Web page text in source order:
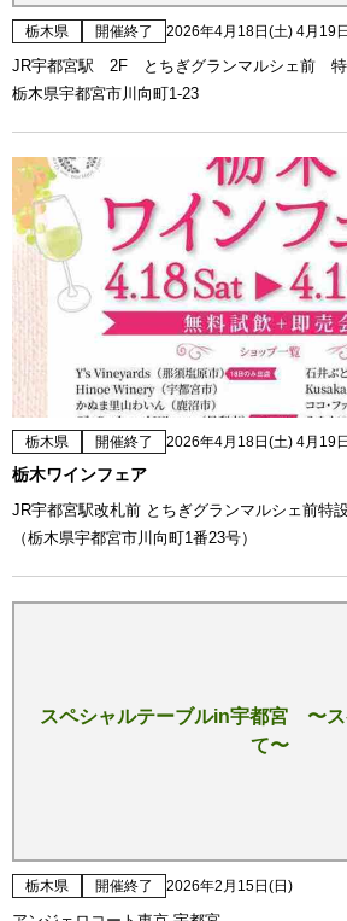
栃木県 開催終了 2026年4月18日(土) 4月19
JR宇都宮駅 2F とちぎグランマルシェ前 特
栃木県宇都宮市川向町1-23
栃木県 開催終了 2026年4月18日(土) 4月19
栃木ワインフェア
JR宇都宮駅改札前 とちぎグランマルシェ前特
（栃木県宇都宮市川向町1番23号）
スペシャルテーブルin宇都宮 〜
て〜
栃木県 開催終了 2026年2月15日(日)